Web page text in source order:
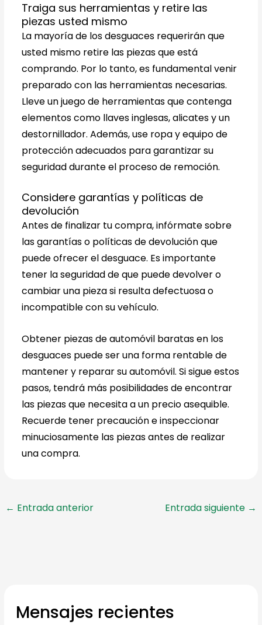
Traiga sus herramientas y retire las
piezas usted mismo
La mayoría de los desguaces requerirán que
usted mismo retire las piezas que está
comprando. Por lo tanto, es fundamental venir
preparado con las herramientas necesarias.
Lleve un juego de herramientas que contenga
elementos como llaves inglesas, alicates y un
destornillador. Además, use ropa y equipo de
protección adecuados para garantizar su
seguridad durante el proceso de remoción.
Considere garantías y políticas de
devolución
Antes de finalizar tu compra, infórmate sobre
las garantías o políticas de devolución que
puede ofrecer el desguace. Es importante
tener la seguridad de que puede devolver o
cambiar una pieza si resulta defectuosa o
incompatible con su vehículo.
Obtener piezas de automóvil baratas en los
desguaces puede ser una forma rentable de
mantener y reparar su automóvil. Si sigue estos
pasos, tendrá más posibilidades de encontrar
las piezas que necesita a un precio asequible.
Recuerde tener precaución e inspeccionar
minuciosamente las piezas antes de realizar
una compra.
← Entrada anterior Entrada siguiente →
Mensajes recientes